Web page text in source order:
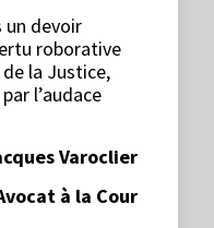
un devoir
roborative
la Justice,
l’audace
Varoclier
à la Cour